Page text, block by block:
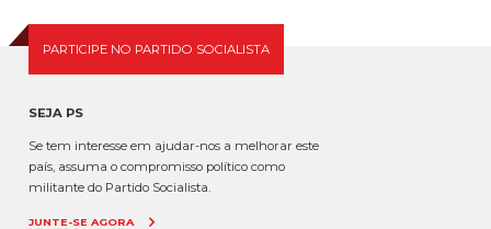
PARTICIPE NO PARTIDO SOCIALISTA
SEJA PS
Se tem interesse em ajudar-nos a melhorar este
país, assuma o compromisso político como
militante do Partido Socialista.
JUNTE-SE AGORA